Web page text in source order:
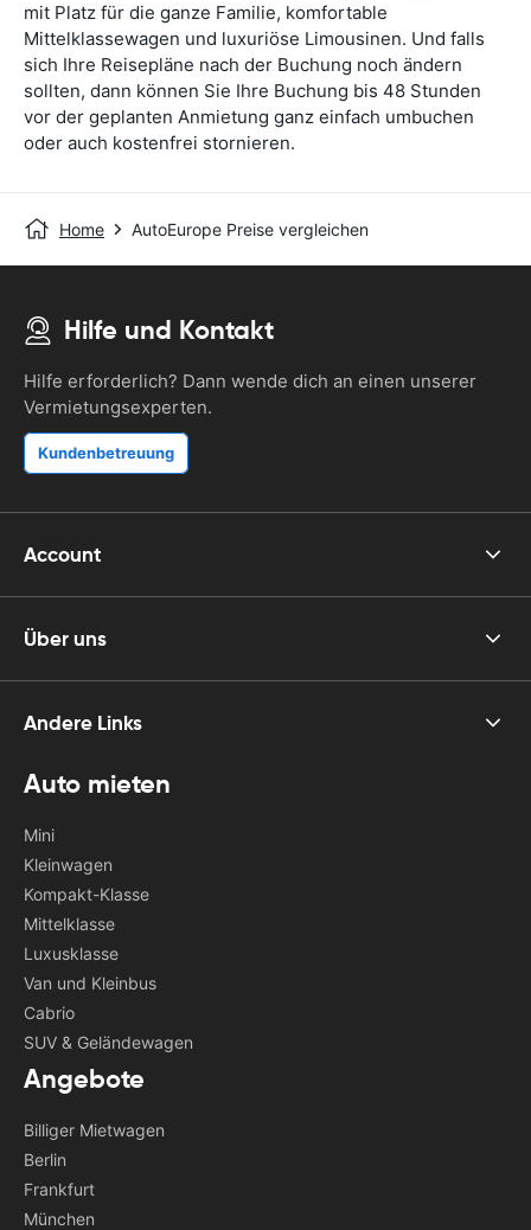
mit Platz für die ganze Familie, komfortable
Mittelklassewagen und luxuriöse Limousinen. Und falls
sich Ihre Reisepläne nach der Buchung noch ändern
sollten, dann können Sie Ihre Buchung bis 48 Stunden
vor der geplanten Anmietung ganz einfach umbuchen
oder auch kostenfrei stornieren.
Home AutoEurope Preise vergleichen
Hilfe und Kontakt
Hilfe erforderlich? Dann wende dich an einen unserer
Vermietungsexperten.
Kundenbetreuung
Account
Über uns
Andere Links
Auto mieten
Mini
Kleinwagen
Kompakt-Klasse
Mittelklasse
Luxusklasse
Van und Kleinbus
Cabrio
SUV & Geländewagen
Angebote
Billiger Mietwagen
Berlin
Frankfurt
München